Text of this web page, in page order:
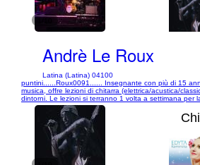
Andrè Le Roux
Latina (Latina) 04100
puntini......Roux0091...... Insegnante con più di 15
musica, offre lezioni di chitarra (elettrica/acustica/
dintorni. Le lezioni si terranno 1 volta a settimana per